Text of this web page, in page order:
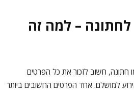
לחתונה – למה זה
חתונה, חשוב לזכור את כל הפרטים
למושלם. אחד הפרטים החשובים ביותר